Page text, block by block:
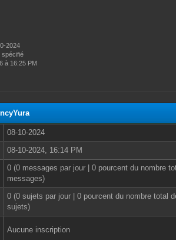
2024
spécifié
à 16:25 PM
08-10-2024
08-10-2024, 16:14 PM
0 (0 messages par jour | 0 pourcent du nombre
messages)
0 (0 sujets par jour | 0 pourcent du nombre total
sujets)
Aucune inscription